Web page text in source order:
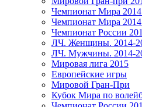
Чемпионат Мира
Чемпионат Мира
Чемпионат России
ЛЧ. Женщины. 2014-
ЛЧ. Мужчины. 2014-
Мировая лига 2015
Европейские игры
Мировой Гран-При
Кубок Мира по